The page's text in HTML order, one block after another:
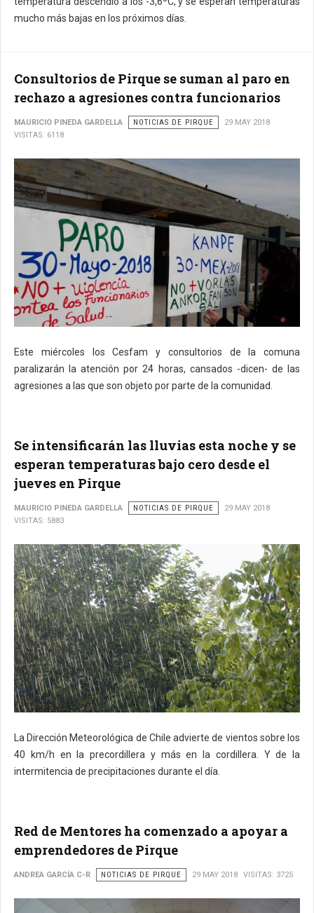
mucho más bajas en los próximos días.
Consultorios de Pirque se suman al paro en
rechazo a agresiones contra funcionarios
MAURICIO PINEDA GARDELLA NOTICIAS DE PIRQUE
29 MAY 2018
VISITAS: 6118
Este miércoles los Cesfam y consultorios de la comuna
paralizarán la atención por 24 horas, cansados -dicen- de las
agresiones a las que son objeto por parte de la comunidad.
Se intensificarán las lluvias esta noche y se
esperan temperaturas bajo cero desde el
jueves en Pirque
MAURICIO PINEDA GARDELLA NOTICIAS DE PIRQUE
29 MAY 2018
VISITAS: 5883
La Dirección Meteorológica de Chile advierte de vientos sobre los
40 km/h en la precordillera y más en la cordillera. Y de la
intermitencia de precipitaciones durante el día.
Red de Mentores ha comenzado a apoyar a
emprendedores de Pirque
ANDREA GARCÍA C-R NOTICIAS DE PIRQUE 29 MAY 2018 VISITAS: 3725